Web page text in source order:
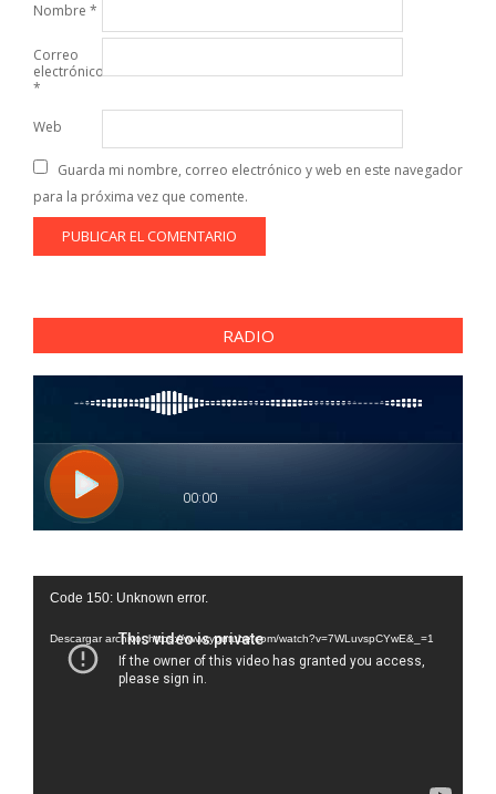
Nombre *
Correo
electrónico
*
Web
Guarda mi nombre, correo electrónico y web en este navegador
para la próxima vez que comente.
RADIO
Reproductor
vídeo
Code 150: Unknown error.
Descargar archivo: https://www.youtube.com/watch?v=7WLuvspCYwE&_=1